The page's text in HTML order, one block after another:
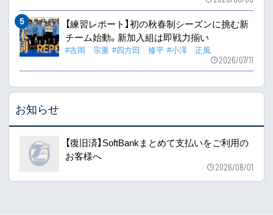
【練習レポート】初の秋春制シーズンに挑む新
チーム始動。新加入組は即戦力揃い
#吉岡 宗重 #四方田 修平 #小澤 正風
2026/07/11
お知らせ
【復旧済】SoftBankまとめて支払いをご利用の
お客様へ
2026/08/01